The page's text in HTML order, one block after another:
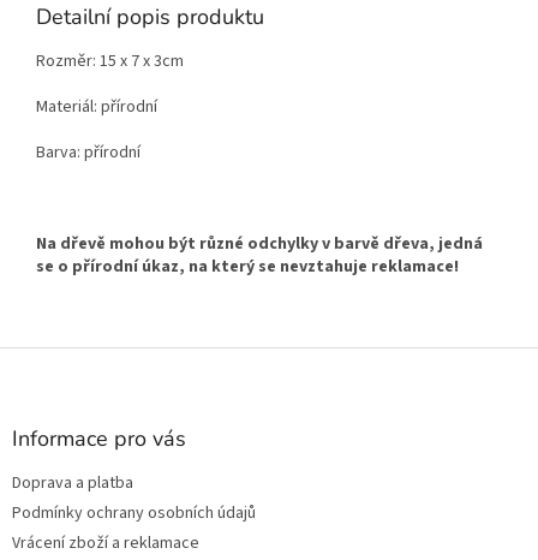
Detailní popis produktu
Rozměr: 15 x 7 x 3cm
Materiál: přírodní
Barva: přírodní
Na dřevě mohou být různé odchylky v barvě dřeva, jedná
se o přírodní úkaz, na který se nevztahuje reklamace!
Z
Informace pro vás
Doprava a platba
Podmínky ochrany osobních údajů
Vrácení zboží a reklamace